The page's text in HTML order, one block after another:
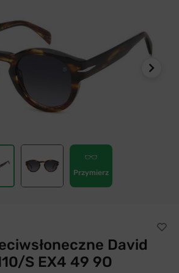
Przymierz
David
S EX4 49 9O